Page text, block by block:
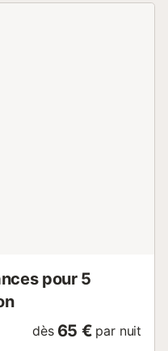
pour 5
dès 65 € par nuit